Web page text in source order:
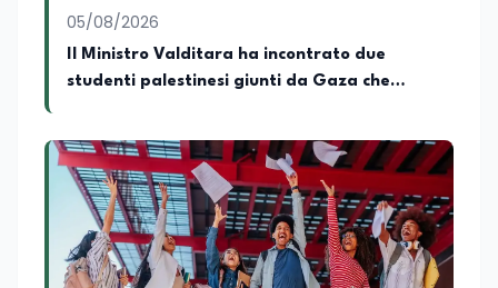
05/08/2026
Il Ministro Valditara ha incontrato due
studenti palestinesi giunti da Gaza che